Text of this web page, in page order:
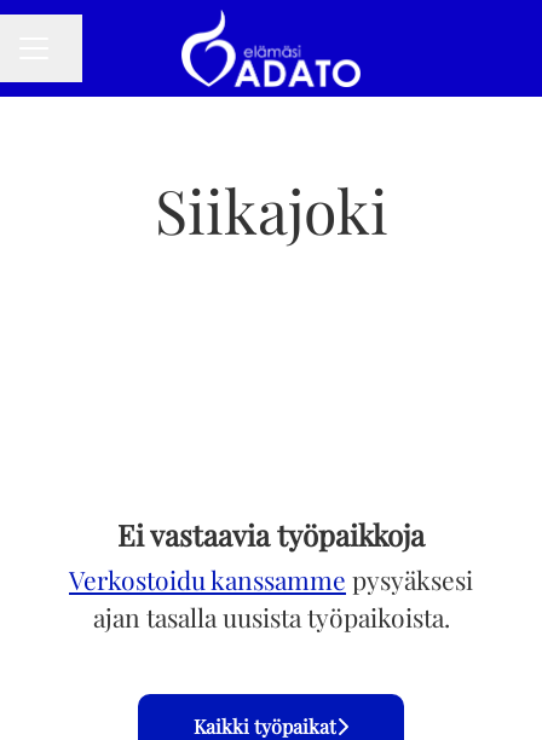
Siikajoki
Ei vastaavia työpaikkoja
Verkostoidu kanssamme pysyäksesi
ajan tasalla uusista työpaikoista.
Kaikki työpaikat